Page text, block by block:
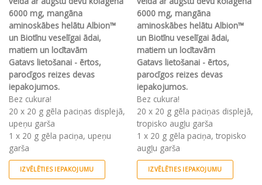
6000 mg, mangāna
aminoskābes helātu Albion™
un Biotīnu veselīgai ādai,
matiem un locītavām
Gatavs lietošanai - ērtos,
parocīgos reizes devas
iepakojumos.
Bez cukura!
20 x 20 g gēla paciņas displejā,
upeņu garša
1 x 20 g gēla paciņa, upeņu
garša
IZVĒLĒTIES IEPAKOJUMU
6000 mg, mangāna
aminoskābes helātu Albion™
un Biotīnu veselīgai ādai,
matiem un locītavām
Gatavs lietošanai - ērtos,
parocīgos reizes devas
iepakojumos.
Bez cukura!
20 x 20 g gēla paciņas displejā,
tropisko augļu garša
1 x 20 g gēla paciņa, tropisko
augļu garša
IZVĒLĒTIES IEPAKOJUMU